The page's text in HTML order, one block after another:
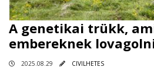
A genetikai trükk,
embereknek
2025.08.29 CIVILHETES